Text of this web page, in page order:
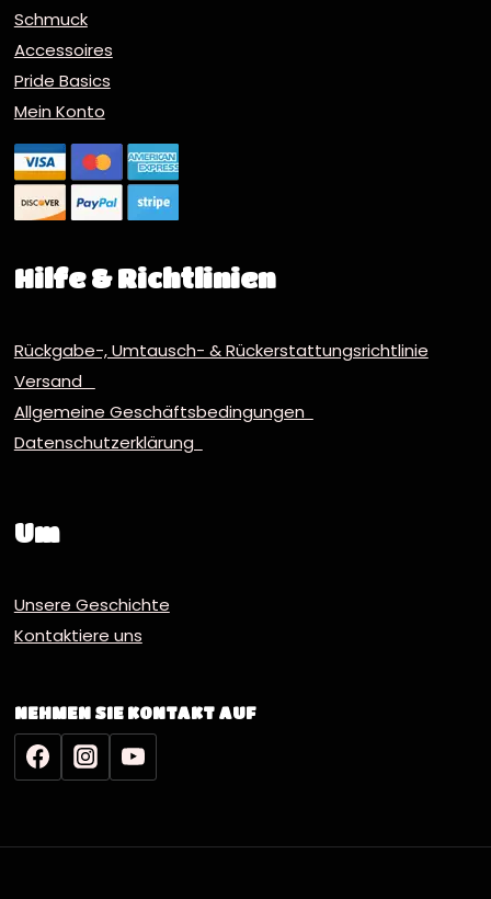
Schmuck
Accessoires
Pride Basics
Mein Konto
Hilfe & Richtlinien
Rückgabe-, Umtausch- & Rückerstattungsrichtlinie
Versand
Allgemeine Geschäftsbedingungen
Datenschutzerklärung
Um
Unsere Geschichte
Kontaktiere uns
NEHMEN SIE KONTAKT AUF